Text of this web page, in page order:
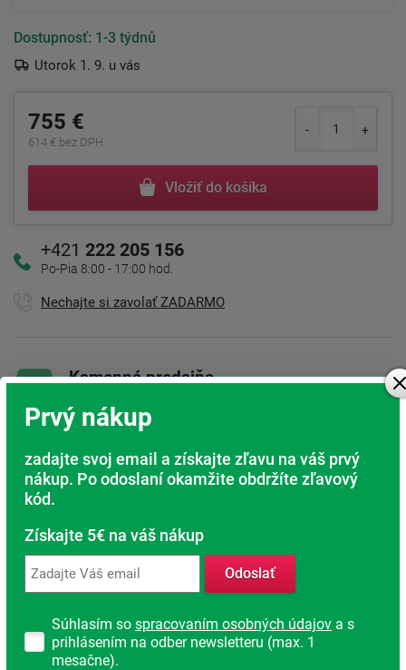
Dostupnosť: 1-3 týdnů
Utorok 1. 9. u vás
755 €
614 € bez DPH
Vložiť do košíka
+421 222 205 156
Po-Pia 8:00 - 17:00 hod.
Nechajte si zavolať ZADARMO
Kamenná predajňa
Pri nákupe nad 200 Eur
Rodinná firma
Popis produktu
Prvý nákup
zadajte svoj email a získajte zľavu na váš prvý
nákup. Po odoslaní okamžite obdržíte zľavový
kód.
Získajte 5€ na váš nákup
Odoslať
Súhlasím so spracovaním osobných údajov a s
prihlásením na odber newsletteru (max. 1
mesačne).